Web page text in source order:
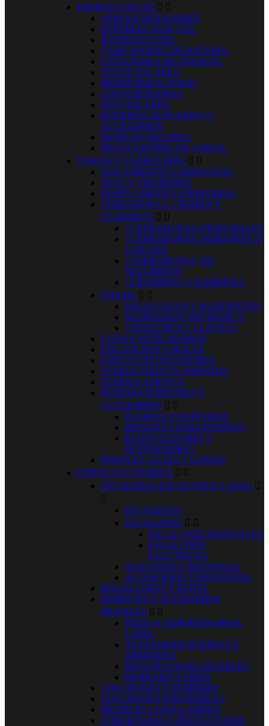
ENERGIA SOLAR  
AEROGENERADORES
BATERIAS AGM, GEL
BATERIAS LITIO.
CARGADORES DE BATERIA.
ESTACIONES DE ENERGIA.
FOCOS SOLARES.
MONITORIZACIONES
CONVERTIDORES
KITS SOLARES.
MATERIAL ELECTRICO Y
ACCESORIOS.
PANELES SOLARES.
REGULADORES DE CARGA.
CHASIS Y CARROCERIA  
AISLAMIENTO CARROCERIA
ASAS Y TIRADORES
BASES ASIENTO GIRATORIAS
CERRADURAS, CIERRES Y
CILINDROS  
+CERRADURAS/ PRINCIPALES
+CERRADURAS- PORTONES O
GARAJES
+CERRADURAS, DE
SEGURIDAD
+CILINDROS O BOMBINES
CHASIS  
PATAS GATOS Y MARTINETES
SUSPENSION NEUMATICA
TAPACUBOS Y LLANTAS
CUÑAS NIVELADORAS
ENGANCHES Y BOLAS
ESPEJOS RETROVISORES
ESTRUCTURAS Y ASIENTOS
FUNDAS ASIENTO
PUERTAS PORTONES Y
ACCESORIOS  
PUERTAS Y PORTONES
BISAGRAS PARA PUERTAS
BLOQUEADORES Y
RETENEDORES
PERFILES, GUIAS Y GOMAS
OTROS ACCESORIOS  
ESCALERAS ESCALONES Y ASAS 

ESCALERAS
ESCALONES  
ESCALONES MANUALES
ESCALONES
ELECTRICOS
ASAS PARA CARAVANAS
ACCESORIOS Y REPUESTOS
BOLSILLEROS Y REDES
HERRAJES Y ACCESORIOS
MUEBLES  
PATAS Y SOPORTES MESA
CAMA
ACCESORIOS PUERTAS Y
ARMARIOS
BISAGRAS PARA MUEBLES
HERRAJES VARIOS
COLCHONES Y SOMIERES
COLCHONES HINCHABLES
MUEBLES CAMA CAMPER
COBERTURAS Y PROTECTORES